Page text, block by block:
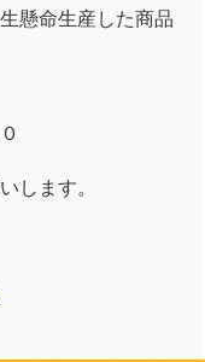
懸命生産した商品
します。